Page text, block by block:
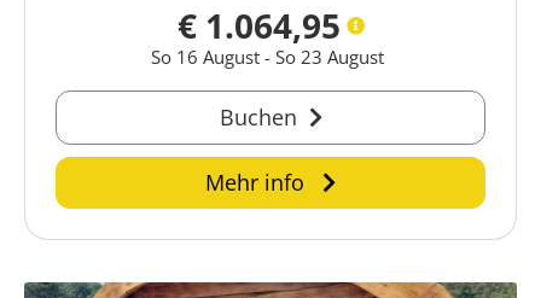
€ 1.064,95
So 16 August - So 23 August
Buchen
Mehr info